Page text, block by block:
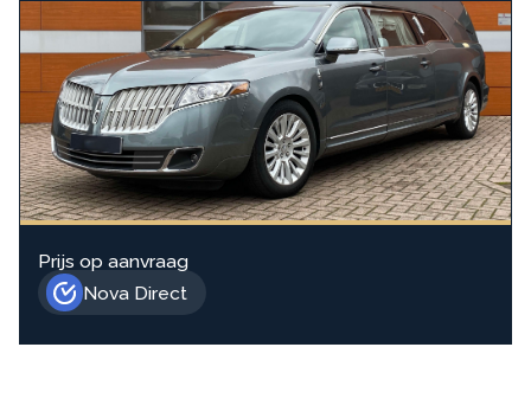
Nova Direct
Prijs op aanvraag